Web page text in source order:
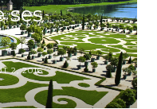
ses
2, 2016